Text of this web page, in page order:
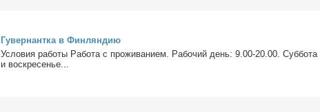
Гу­вер­нант­ка в Фин­лян­дию
Усло­вия ра­бо­ты Ра­бо­та с про­жи­ва­ни­ем. Ра­бо­чий день: 9.00-20.00. Суб­бо­та
и вос­кре­се­нье...